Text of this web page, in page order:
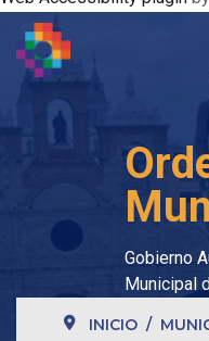
Gobierno
Municipal
INICIO